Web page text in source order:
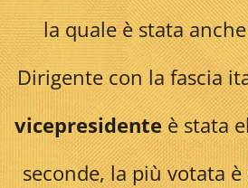
la quale è stata
Dirigente con la fascia
vicepresidenteè stata
seconde, la più votata è